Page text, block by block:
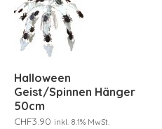
Halloween
Geist/Spinnen Hänger
50cm
CHF3.90 inkl. 8.1% MwSt.